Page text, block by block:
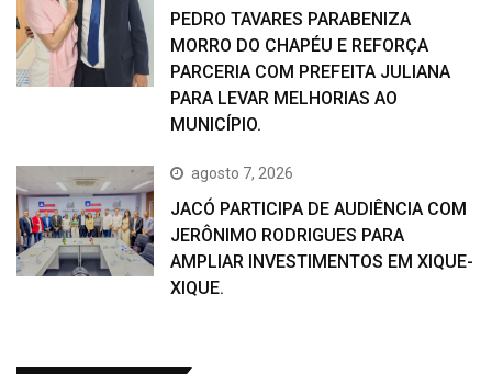
PEDRO TAVARES PARABENIZA
MORRO DO CHAPÉU E REFORÇA
PARCERIA COM PREFEITA JULIANA
PARA LEVAR MELHORIAS AO
MUNICÍPIO.
agosto 7, 2026
JACÓ PARTICIPA DE AUDIÊNCIA COM
JERÔNIMO RODRIGUES PARA
AMPLIAR INVESTIMENTOS EM XIQUE-
XIQUE.